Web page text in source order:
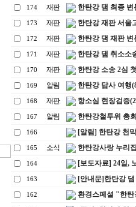
174 재판 한탄강 댐 최종 변
173 재판 한탄강 재판 서울
172 재판 한탄강 댐 재판 변
171 재판 한탄강 댐 취소소
170 재판 한탄강 소송 2심
169 알림 한탄강 답사 여행
168 재판 항소심 현장검증
167 알림 한탄강철투위 총
166 [알림] 한탄강 천
165 소식 한탄강사랑 누리
164 [보도자료] 24일,
163 [안내문]한탄강
162 환경스페셜 "한탄